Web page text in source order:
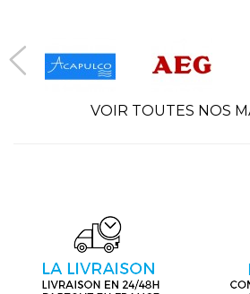
VOIR TOUTES NOS